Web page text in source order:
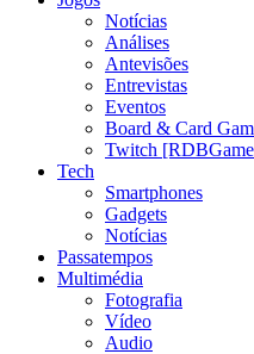
Notícias
Análises
Antevisões
Entrevistas
Eventos
Board & Card
Twitch
Tech
Smartphones
Gadgets
Notícias
Passatempos
Multimédia
Fotografia
Vídeo
Audio